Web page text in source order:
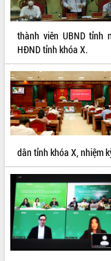
Gặp mặt các cơ quan báo
niệm 101 năm Ngày Báo chí
mạng Việt Nam
Đắk Lắk sơ kết 4 năm triển
hiện Đề án 06 của Chính phủ
Họp báo thông tin về Hội
Quy hoạch và Xúc tiến đầu
Lắk
Khơi thông điểm nghẽn, đẩy
HĐND tỉnh thông qua điều
hoạch tỉnh thời kỳ 2021-
Hội thảo góp ý hồ sơ điều
hoạch tỉnh Đắk Lắk thời kỳ
tầm nhìn đến năm 2050
Nâng cao hiệu quả hoạt
doanh nghiệp nhà nước
thành viên UBND tỉnh
HĐND tỉnh khóa X.
dân tỉnh khóa X, nhiệm